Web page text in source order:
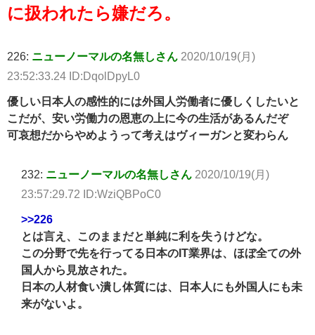
に扱われたら嫌だろ。
226: ニューノーマルの名無しさん 2020/10/19(月)
23:52:33.24 ID:DqolDpyL0
優しい日本人の感性的には外国人労働者に優しくしたいと
こだが、安い労働力の恩恵の上に今の生活があるんだぞ
可哀想だからやめようって考えはヴィーガンと変わらん
232: ニューノーマルの名無しさん 2020/10/19(月)
23:57:29.72 ID:WziQBPoC0
>>226
とは言え、このままだと単純に利を失うけどな。
この分野で先を行ってる日本のIT業界は、ほぼ全ての外
国人から見放された。
日本の人材食い潰し体質には、日本人にも外国人にも未
来がないよ。